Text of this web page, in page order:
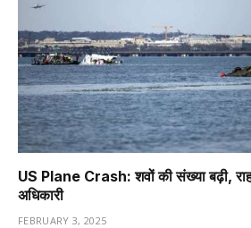
US Plane Crash: शवों की संख्या बढ़ी,
अधिकारी
FEBRUARY 3, 2025